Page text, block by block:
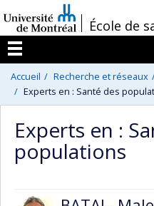
au
contenu
/École de
Menu
Accueil Recherche et réseaux
Experts en : Santé des
Experts en :
populations